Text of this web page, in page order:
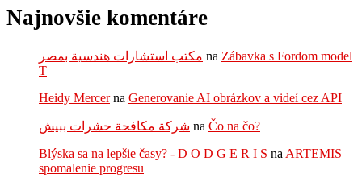
Najnovšie komentáre
مكتب استشارات هندسية بمصر na Zábavka s Fordom model
T
Heidy Mercerna Generovanie AI obrázkov a videí cez API
شركة مكافحة حشرات ببيش na Čo na čo?
Blýska sa na lepšie časy? - D O D G E R I S na ARTEMIS –
spomalenie progresu